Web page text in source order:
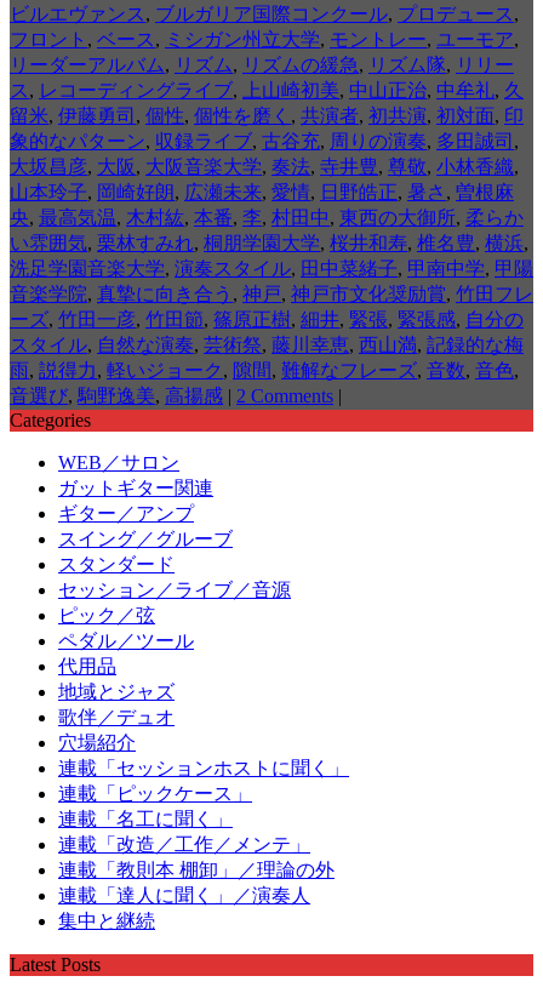
ビルエヴァンス , ブルガリア国際コンクール, プロデュース ,
フロント , ベース , ミシガン州立大学, モントレー, ユーモア,
リーダーアルバム, リズム, リズムの緩急, リズム隊, リリー
ス , レコーディングライブ, 上山崎初美, 中山正治, 中牟礼, 久
留米, 伊藤勇司 , 個性, 個性を磨く , 共演者, 初共演, 初対面, 印
象的なパターン, 収録ライブ, 古谷充, 周りの演奏, 多田誠司 ,
大坂昌彦, 大阪, 大阪音楽大学, 奏法, 寺井豊, 尊敬, 小林香織,
山本玲子, 岡崎好朗, 広瀬未来, 愛情, 日野皓正, 暑さ , 曽根麻
央, 最高気温, 木村紘, 本番, 李, 村田中, 東西の大御所, 柔らか
い雰囲気, 栗林すみれ, 桐朋学園大学, 桜井和寿, 椎名豊, 横浜,
洗足学園音楽大学, 演奏スタイル, 田中菜緒子, 甲南中学, 甲陽
音楽学院, 真摯に向き合う , 神戸, 神戸市文化奨励賞, 竹田フレ
ーズ, 竹田一彦, 竹田節, 篠原正樹, 細井, 緊張, 緊張感, 自分の
スタイル, 自然な演奏, 芸術祭, 藤川幸恵, 西山満, 記録的な梅
雨, 説得力, 軽いジョーク , 隙間, 難解なフレーズ, 音数, 音色,
音選び, 駒野逸美, 高揚感 | 2 Comments |
Categories
WEB／サロン
ガットギター関連
ギター／アンプ
スイング／グルーブ
スタンダード
セッション／ライブ／音源
ピック／弦
ペダル／ツール
代用品
地域とジャズ
歌伴／デュオ
穴場紹介
連載「セッションホストに聞く」
連載「ピックケース」
連載「名工に聞く」
連載「改造／工作／メンテ」
連載「教則本 棚卸」／理論の外
連載「達人に聞く」／演奏人
集中と継続
Latest Posts